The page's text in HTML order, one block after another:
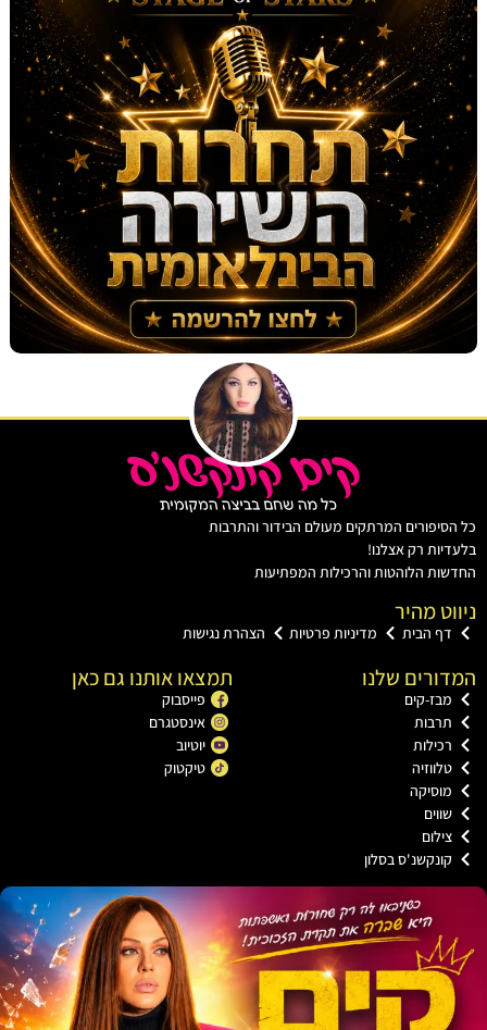
המרתקים מעולם הבידור והתרבות
רק אצלנו!
הלוהטות והרכילות המפתיעות
מהיר
הבית מדיניות פרטיות הצהרת נגישות
שלנו
קים
בסלון
תמצאו אותנו גם כאן
פייסבוק
אינסטגרם
יוטיוב
טיקטוק